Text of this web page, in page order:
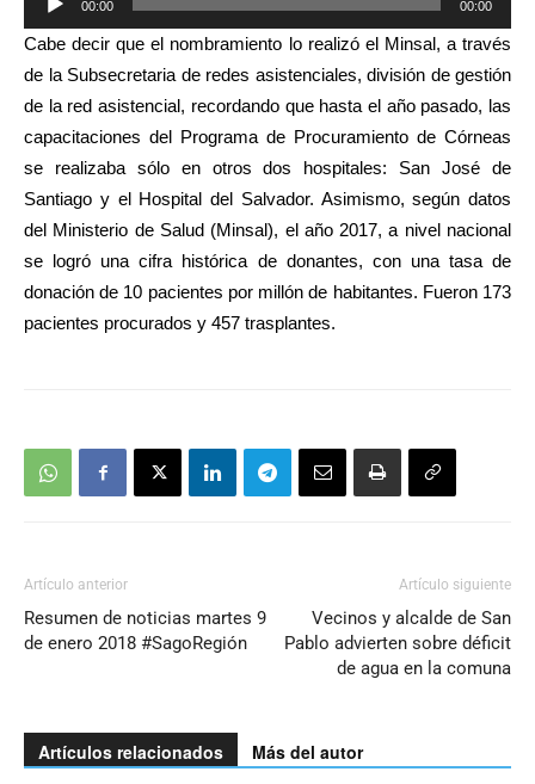
de
audio
00:00 00:00
Cabe decir que el nombramiento lo realizó el Minsal, a través
de la Subsecretaria de redes asistenciales, división de gestión
de la red asistencial, recordando que hasta el año pasado, las
capacitaciones del Programa de Procuramiento de Córneas
se realizaba sólo en otros dos hospitales: San José de
Santiago y el Hospital del Salvador. Asimismo, según datos
del Ministerio de Salud (Minsal), el año 2017, a nivel nacional
se logró una cifra histórica de donantes, con una tasa de
donación de 10 pacientes por millón de habitantes. Fueron 173
pacientes procurados y 457 trasplantes.
Artículo anterior
Resumen de noticias martes 9
de enero 2018 #SagoRegión
Artículo siguiente
Vecinos y alcalde de San
Pablo advierten sobre déficit
de agua en la comuna
Artículos relacionados Más del autor